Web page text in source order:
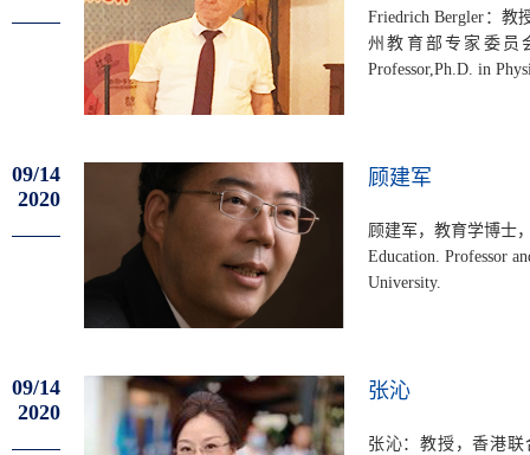
Friedrich Bergler：
州教育部专家委员
Professor,Ph.D. in
09/14
2020
顾建军
顾建军，教育学博士
Education. Professor
University.
09/14
2020
张沁
张沁：教授，香港